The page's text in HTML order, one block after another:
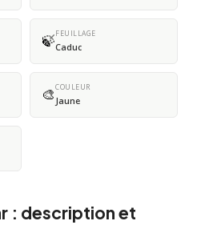
🍃FEUILLAGE
Caduc
🎨COULEUR
Jaune
: description et